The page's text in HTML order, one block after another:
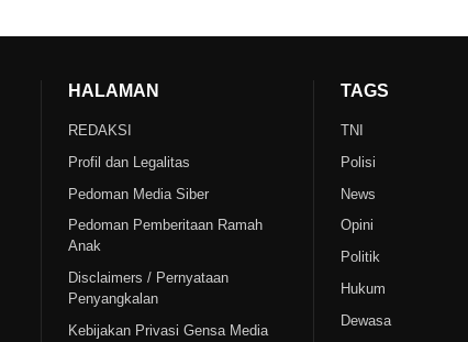
HALAMAN
REDAKSI
Profil dan Legalitas
Pedoman Media Siber
Pedoman Pemberitaan Ramah
Anak
Disclaimers / Pernyataan
Penyangkalan
Kebijakan Privasi Gensa Media
TAGS
TNI
Polisi
News
Opini
Politik
Hukum
Dewasa